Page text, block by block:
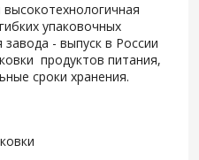
упаковочных
- выпуск в России
продуктов питания,
сроки хранения.